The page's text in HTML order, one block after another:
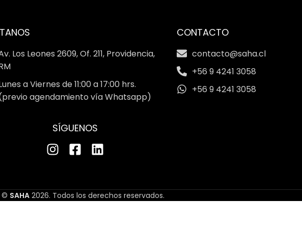
Los Leones 2609, Of. 211, Providencia,
a Viernes de 11:00 a 17:00 hrs.
agendamiento vía Whatsapp)
CONTACTO
contacto@saha.cl
+56 9 4241 3058
+56 9 4241 3058
SÍGUENOS
© SAHA 2026. Todos los derechos reservados.